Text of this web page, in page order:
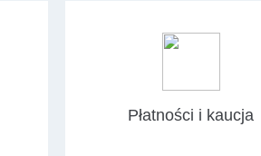
Płatności i kaucja